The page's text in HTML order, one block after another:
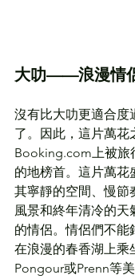
大叻——浪漫情
沒有比大叻更適合度
了。因此，這片萬花
Booking.com上被旅
的地榜首。這片萬花
其寧靜的空間、慢節
風景和終年清冷的天
的情侶。情侶們不能
在浪漫的春香湖上乘
Pongour或Prenn等